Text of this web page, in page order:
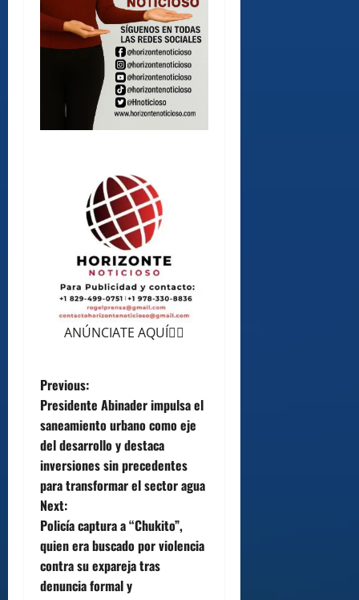
ANÚNCIATE AQUÍ👆🏻
P
o
s
t
n
a
Previous:
Presidente Abinader impulsa el
saneamiento urbano como eje
del desarrollo y destaca
inversiones sin precedentes
para transformar el sector agua
Next:
Policía captura a “Chukito”,
quien era buscado por violencia
contra su expareja tras
denuncia formal y